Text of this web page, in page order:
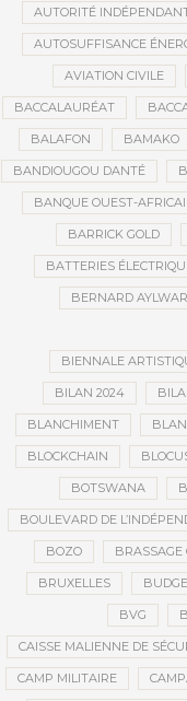
AUTORITÉ
AUTOSUFFISANCE
AVIATION CIVILE
BACCALAURÉAT
BALAFON BAMAKO
BANDIOUGOU DANTÉ
BANQUE OUEST-
BARRICK GOLD
BATTERIES
BERNARD
BIENNALE
BILAN 2024
BLANCHIMENT
BLOCKCHAIN
BOTSWANA
BOULEVARD DE
BOZO BRASSAGE
BRUXELLES
BVG
CAISSE MALIENNE DE
CAMP MILITAIRE